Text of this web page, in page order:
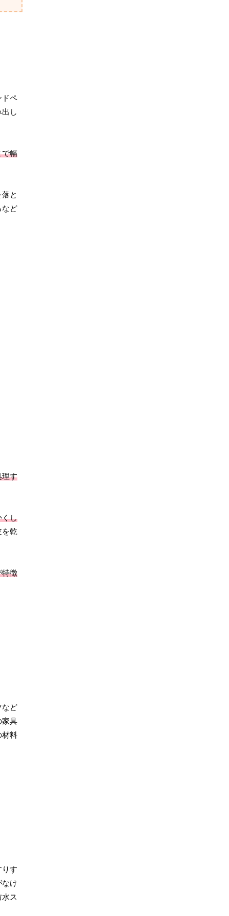
ドペ
し
で幅
と
など
理す
くし
を乾
特徴
など
家具
材料
りす
なけ
ス